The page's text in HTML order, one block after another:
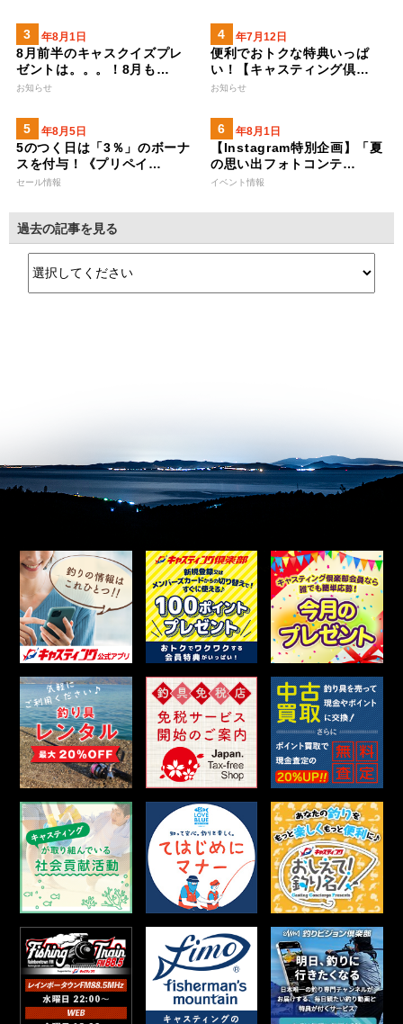
2026年8月1日
8月前半のキャスクイズプレ
ゼントは。。。！8月も…
お知らせ
2023年7月12日
便利でおトクな特典いっぱ
い！【キャスティング倶…
お知らせ
2026年8月5日
5のつく日は「3％」のボーナ
スを付与！《プリペイ…
セール情報
2026年8月1日
【Instagram特別企画】「夏
の思い出フォトコンテ…
イベント情報
過去の記事を見る